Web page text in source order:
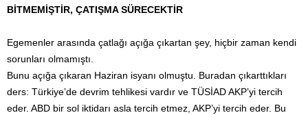
BİTMEMİŞTİR, ÇATIŞMA SÜRECEKTİR
Egemenler arasında çatlağı açığa çıkartan şey, hiçbir zaman kendi
sorunları olmamıştı.
Bunu açığa çıkaran Haziran isyanı olmuştu. Buradan çıkarttıkları
ders: Türkiye’de devrim tehlikesi vardır ve TÜSİAD AKP’yi tercih
eder. ABD bir sol iktidarı asla tercih etmez, AKP’yi tercih eder. Bu